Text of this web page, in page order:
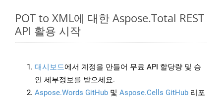
POT to XML에 대한 Aspose.Total REST
API 활용 시작
대시보드에서 계정을 만들어 무료 API 할당량 및 승
인 세부정보를 받으세요.
Aspose.Words GitHub 및 Aspose.Cells GitHub 리포